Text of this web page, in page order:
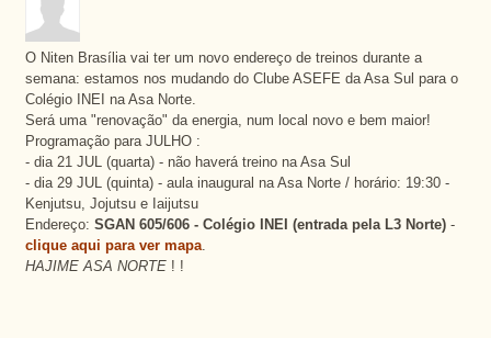
O Niten Brasília vai ter um novo endereço de treinos durante a
semana: estamos nos mudando do Clube ASEFE da Asa Sul para o
Colégio INEI na Asa Norte.
Será uma "renovação" da energia, num local novo e bem maior!
Programação para JULHO :
- dia 21 JUL (quarta) - não haverá treino na Asa Sul
- dia 29 JUL (quinta) - aula inaugural na Asa Norte / horário: 19:30 -
Kenjutsu, Jojutsu e Iaijutsu
Endereço: SGAN 605/606 - Colégio INEI (entrada pela L3 Norte)-
clique aqui para ver mapa.
HAJIME ASA NORTE! !